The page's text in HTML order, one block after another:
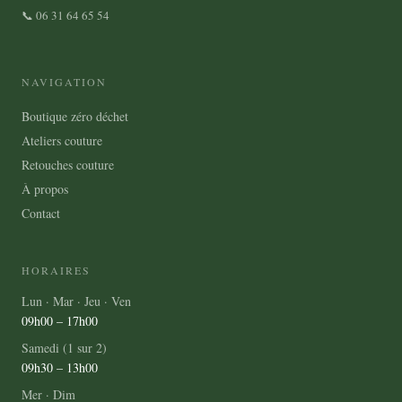
produit
📞 06 31 64 65 54
NAVIGATION
Boutique zéro déchet
Ateliers couture
Retouches couture
À propos
Contact
HORAIRES
Lun · Mar · Jeu · Ven
09h00 – 17h00
Samedi (1 sur 2)
09h30 – 13h00
Mer · Dim